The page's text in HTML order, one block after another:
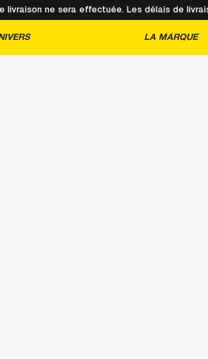
livraison ne sera effectuée. Les délais de
LA MARQUE